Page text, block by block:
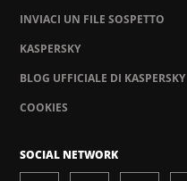
INVIACI UN FILE SOSPETTO
KASPERSKY
BLOG UFFICIALE DI KASPERSKY
COOKIES
SOCIAL NETWORK